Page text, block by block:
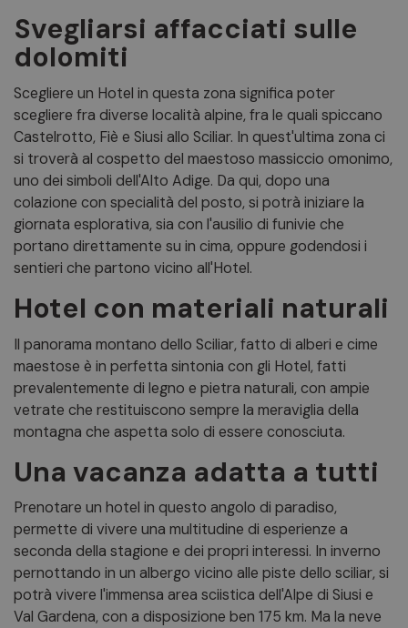
Svegliarsi affacciati sulle
dolomiti
Scegliere un Hotel in questa zona significa poter
scegliere fra diverse località alpine, fra le quali spiccano
Castelrotto, Fiè e Siusi allo Sciliar. In quest'ultima zona ci
si troverà al cospetto del maestoso massiccio omonimo,
uno dei simboli dell'Alto Adige. Da qui, dopo una
colazione con specialità del posto, si potrà iniziare la
giornata esplorativa, sia con l'ausilio di funivie che
portano direttamente su in cima, oppure godendosi i
sentieri che partono vicino all'Hotel.
Hotel con materiali naturali
Il panorama montano dello Sciliar, fatto di alberi e cime
maestose è in perfetta sintonia con gli Hotel, fatti
prevalentemente di legno e pietra naturali, con ampie
vetrate che restituiscono sempre la meraviglia della
montagna che aspetta solo di essere conosciuta.
Una vacanza adatta a tutti
Prenotare un hotel in questo angolo di paradiso,
permette di vivere una multitudine di esperienze a
seconda della stagione e dei propri interessi. In inverno
pernottando in un albergo vicino alle piste dello sciliar, si
potrà vivere l'immensa area sciistica dell'Alpe di Siusi e
Val Gardena, con a disposizione ben 175 km. Ma la neve